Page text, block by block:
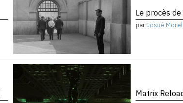
Le procès
parJosué Morel
Matrix